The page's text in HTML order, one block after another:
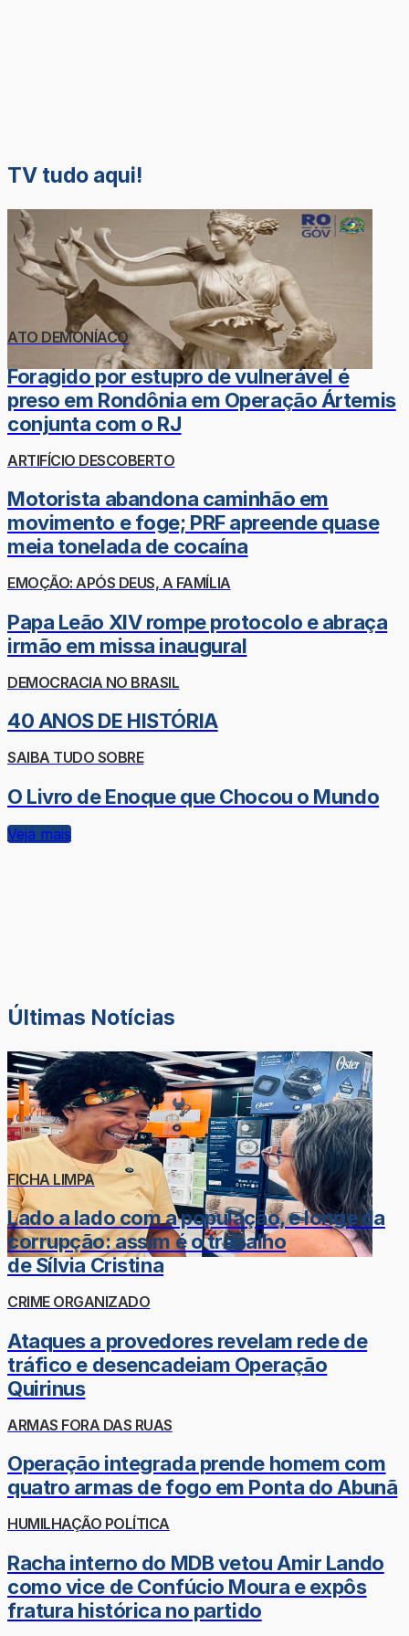
TV tudo aqui!
ATO DEMONÍACO
Foragido por estupro de vulnerável é
preso em Rondônia em Operação Ártemis
conjunta com o RJ
ARTIFÍCIO DESCOBERTO
Motorista abandona caminhão em
movimento e foge; PRF apreende quase
meia tonelada de cocaína
EMOÇÃO: APÓS DEUS, A FAMÍLIA
Papa Leão XIV rompe protocolo e abraça
irmão em missa inaugural
DEMOCRACIA NO BRASIL
40 ANOS DE HISTÓRIA
SAIBA TUDO SOBRE
O Livro de Enoque que Chocou o Mundo
Veja mais
Últimas Notícias
FICHA LIMPA
Lado a lado com a população, e longe da
corrupção: assim é o trabalho
de Sílvia Cristina
CRIME ORGANIZADO
Ataques a provedores revelam rede de
tráfico e desencadeiam Operação
Quirinus
ARMAS FORA DAS RUAS
Operação integrada prende homem com
quatro armas de fogo em Ponta do Abunã
HUMILHAÇÃO POLÍTICA
Racha interno do MDB vetou Amir Lando
como vice de Confúcio Moura e expôs
fratura histórica no partido